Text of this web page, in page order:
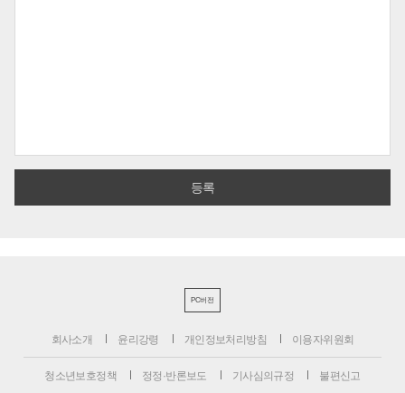
PC버전
회사소개 윤리강령 개인정보처리방침 이용자위원회
청소년보호정책 정정·반론보도 기사심의규정 불편신고